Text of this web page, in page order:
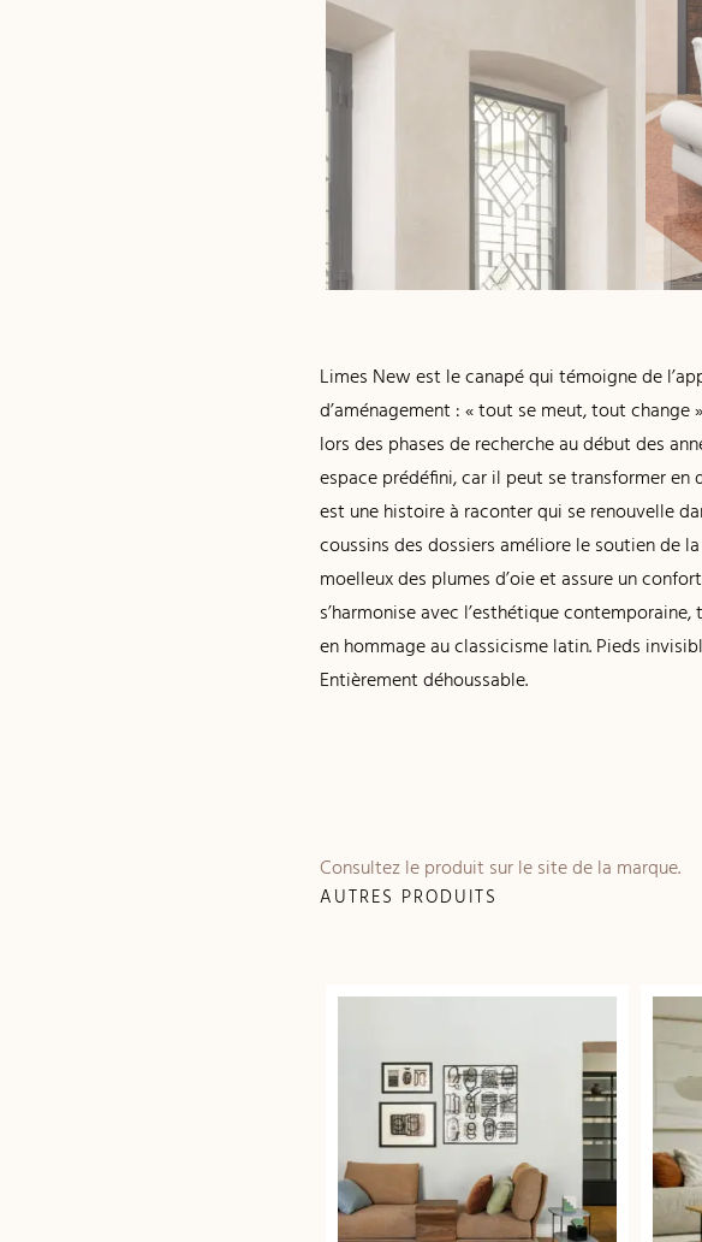
Limes New est le canapé qui témoigne de
d’aménagement : « tout se meut, tout
lors des phases de recherche au début des
espace prédéfini, car il peut se transformer
est une histoire à raconter qui se renouvelle
coussins des dossiers améliore le soutien de
moelleux des plumes d’oie et assure un
s’harmonise avec l’esthétique
en hommage au classicisme latin. Pieds
Entièrement déhoussable.
Consultez le produit sur le site de la marque.
AUTRES PRODUITS